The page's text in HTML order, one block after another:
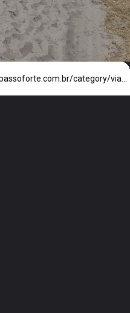
https://caminhadapassoforte.com.br/category/viagens/